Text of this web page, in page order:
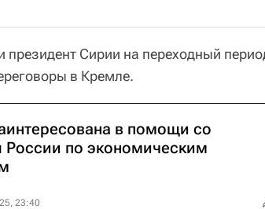
президент Сирии на переходный
в Кремле.
в помощи со
России по экономическим
23:40